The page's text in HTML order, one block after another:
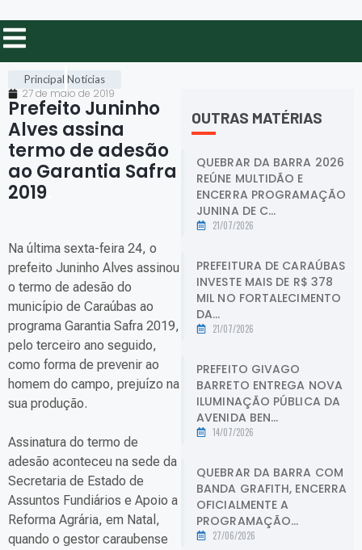
Principal Notícias
27 de maio de 2019
Prefeito Juninho
Alves assina
termo de adesão
ao Garantia Safra
2019
Na última sexta-feira 24, o
prefeito Juninho Alves assinou
o termo de adesão do
município de Caraúbas ao
programa Garantia Safra 2019,
pelo terceiro ano seguido,
como forma de prevenir ao
homem do campo, prejuízo na
sua produção.
Assinatura do termo de
adesão aconteceu na sede da
Secretaria de Estado de
Assuntos Fundiários e Apoio a
Reforma Agrária, em Natal,
quando o gestor caraubense
OUTRAS MATÉRIAS
QUEBRAR DA BARRA 2026
REÚNE MULTIDÃO E
ENCERRA PROGRAMAÇÃO
JUNINA DE C...
21/07/2026
PREFEITURA DE CARAÚBAS
INVESTE MAIS DE R$ 378
MIL NO FORTALECIMENTO
DA...
21/07/2026
PREFEITO GIVAGO
BARRETO ENTREGA NOVA
ILUMINAÇÃO PÚBLICA DA
AVENIDA BEN...
14/07/2026
QUEBRAR DA BARRA COM
BANDA GRAFITH, ENCERRA
OFICIALMENTE A
PROGRAMAÇÃO...
27/06/2026